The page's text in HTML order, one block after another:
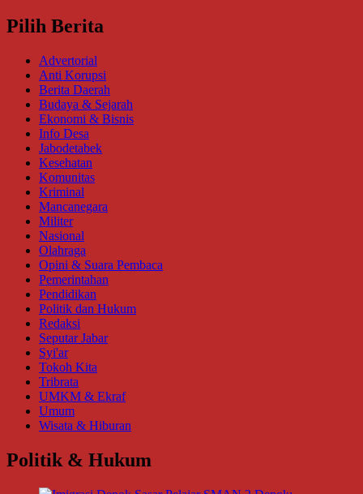
Pilih Berita
Advertorial
Anti Korupsi
Berita Daerah
Budaya & Sejarah
Ekonomi & Bisnis
Info Desa
Jabodetabek
Kesehatan
Komunitas
Kriminal
Mancanegara
Militer
Nasional
Olahraga
Opini & Suara Pembaca
Pemerintahan
Pendidikan
Politik dan Hukum
Redaksi
Seputar Jabar
Syi'ar
Tokoh Kita
Tribrata
UMKM & Ekraf
Umum
Wisata & Hiburan
Politik & Hukum